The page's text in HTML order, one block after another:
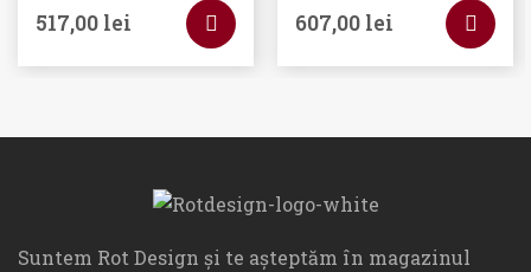
517,00 lei 607,00 lei
Suntem Rot Design și te așteptăm în magazinul